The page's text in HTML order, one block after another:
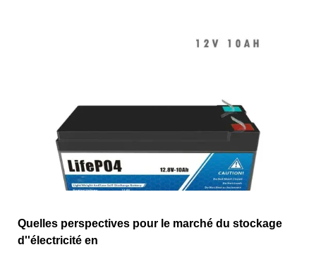
Quelles perspectives pour le marché du stockage
d''électricité en